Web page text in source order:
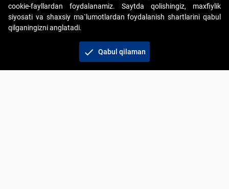
Copyright © 2017-2026. "Elektron onlayn-auksionlarni
tashkil etish" AJ. Barcha huquqlar himoyalangan
cookie-fayllardan foydalanamiz. Saytda qolishingiz, maxfiylik
siyosati va shaxsiy ma`lumotlardan foydalanish shartlarini qabul
qilganingizni anglatadi.
check Qabul qilaman